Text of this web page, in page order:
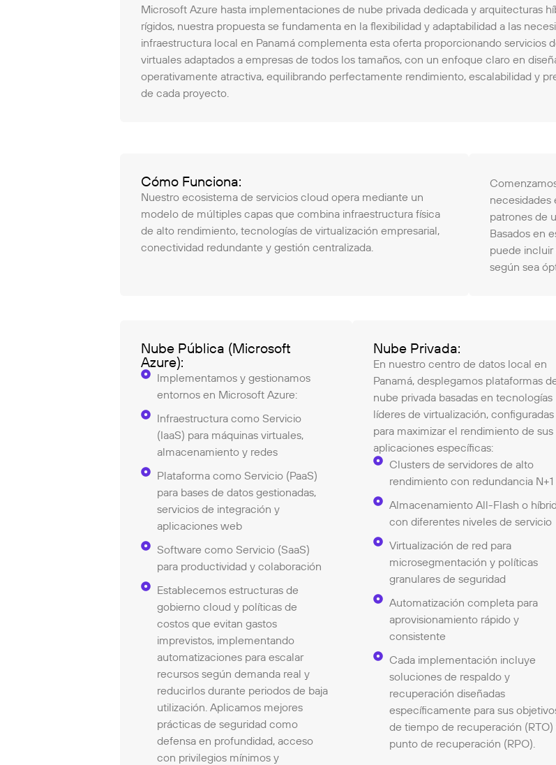
Microsoft Azure hasta implementaciones de nube privada dedicada y arquitecturas
rígidos, nuestra propuesta se fundamenta en la flexibilidad y adaptabilidad a las
infraestructura local en Panamá complementa esta oferta proporcionando servicios
virtuales adaptados a empresas de todos los tamaños, con un enfoque claro en
operativamente atractiva, equilibrando perfectamente rendimiento, escalabilidad y
de cada proyecto.
Cómo Funciona:
Nuestro ecosistema de servicios cloud opera mediante un
modelo de múltiples capas que combina infraestructura física
de alto rendimiento, tecnologías de virtualización empresarial,
conectividad redundante y gestión centralizada.
necesidades
patrones de
Basados en
puede
según sea
Nube Pública (Microsoft
Azure):
Implementamos y gestionamos
entornos en Microsoft Azure:
Infraestructura como Servicio
(IaaS) para máquinas virtuales,
almacenamiento y redes
Plataforma como Servicio (PaaS)
para bases de datos gestionadas,
servicios de integración y
aplicaciones web
Software como Servicio (SaaS)
para productividad y colaboración
Establecemos estructuras de
gobierno cloud y políticas de
costos que evitan gastos
imprevistos, implementando
automatizaciones para escalar
recursos según demanda real y
reducirlos durante periodos de baja
utilización. Aplicamos mejores
prácticas de seguridad como
defensa en profundidad, acceso
con privilegios mínimos y
Nube Privada:
En nuestro centro de datos local en
Panamá, desplegamos plataformas
nube privada basadas en tecnologías
líderes de virtualización, configuradas
para maximizar el rendimiento de sus
aplicaciones específicas:
Clusters de servidores de alto
rendimiento con redundancia N+1
Almacenamiento All-Flash o
con diferentes niveles de servicio
Virtualización de red para
microsegmentación y políticas
granulares de seguridad
Automatización completa para
aprovisionamiento rápido y
consistente
Cada implementación incluye
soluciones de respaldo y
recuperación diseñadas
específicamente para sus
de tiempo de recuperación (RTO)
punto de recuperación (RPO).